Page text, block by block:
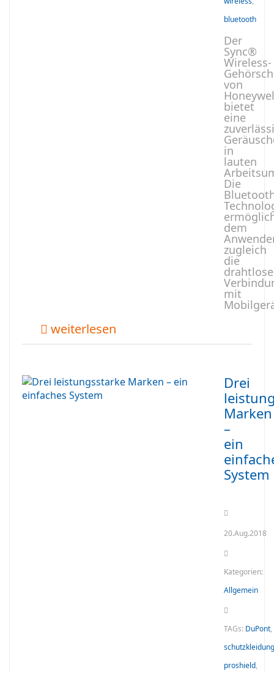
bluetooth
Der
Sync®
Wireless-
von
bietet
eine
in
lauten
Die
dem
zugleich
die
drahtlose
mit
weiterlesen
Drei
Marken
–
ein
System
20.Aug.2018
Kategorien:
Allgemein
TAGs: DuPont,
schutzkleidung
proshield,